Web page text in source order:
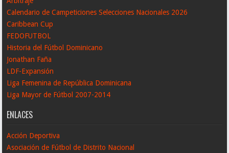
Calendario de Campeticiones Selecciones Nacionales 2026
Caribbean Cup
FEDOFUTBOL
Historia del Fútbol Dominicano
Jonathan Faña
LDF-Expansión
Liga Femenina de República Dominicana
Liga Mayor de Fútbol 2007-2014
ENLACES
Acción Deportiva
Asociación de Fútbol de Distrito Nacional